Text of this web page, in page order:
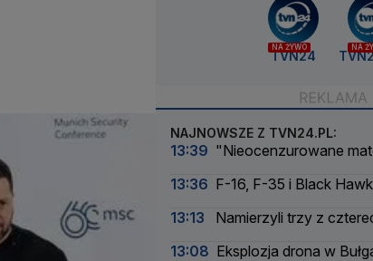
NA ŻYWO
TVN24
NA
NAJNOWSZE Z TVN24.PL:
13:39 "Nieocenzurowane
13:36 F-16, F-35 i Black
13:13
Namierzyli trzy z
13:08 Eksplozja drona w